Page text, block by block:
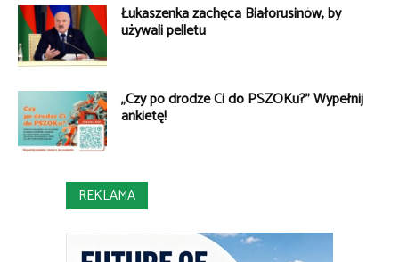
Łukaszenka zachęca Białorusinów, by
używali pelletu
„Czy po drodze Ci do PSZOKu?” Wypełnij
ankietę!
REKLAMA